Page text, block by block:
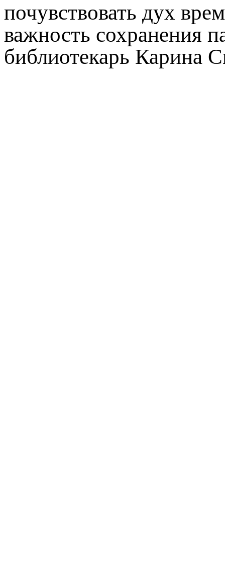
почувствовать дух
важность сохранения
библиотекарь Карина